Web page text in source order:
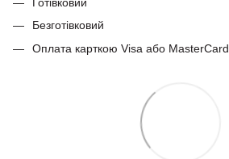
Безготівковий
Оплата карткою Visa або MasterCard